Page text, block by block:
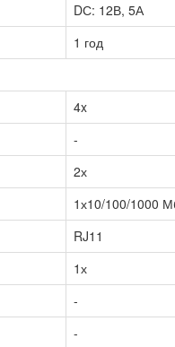
DС: 12В, 5А
1 год
4x
-
2х
1х10/100/1000
RJ11
1х
-
-